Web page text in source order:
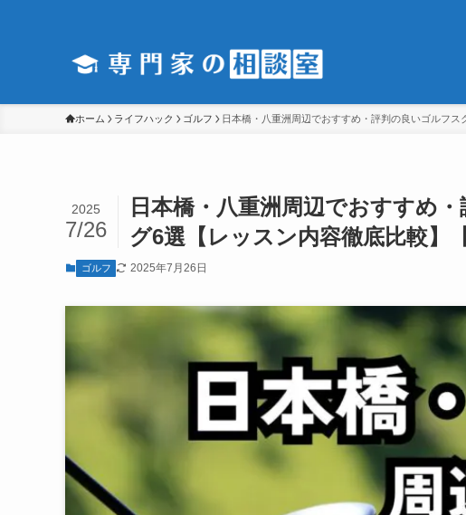
ホーム ライフハック ゴルフ 日本橋・八重洲周辺でおすすめ・評判の良いゴルフス
日本橋・八重洲周辺でおすすめ
グ6選【レッスン内容徹底比較】
2025
7/26
ゴルフ 2025年7月26日